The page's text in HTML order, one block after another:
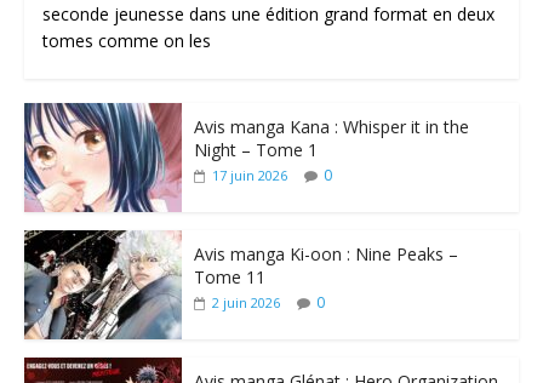
seconde jeunesse dans une édition grand format en deux
tomes comme on les
Avis manga Kana : Whisper it in the
Night – Tome 1
17 juin 2026 0
Avis manga Ki-oon : Nine Peaks –
Tome 11
2 juin 2026 0